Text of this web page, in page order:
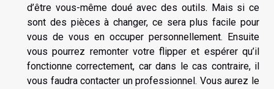
d’être vous-même doué avec des outils. Mais si ce
sont des pièces à changer, ce sera plus facile pour
vous de vous en occuper personnellement. Ensuite
vous pourrez remonter votre flipper et espérer qu’il
fonctionne correctement, car dans le cas contraire, il
vous faudra contacter un professionnel. Vous aurez le